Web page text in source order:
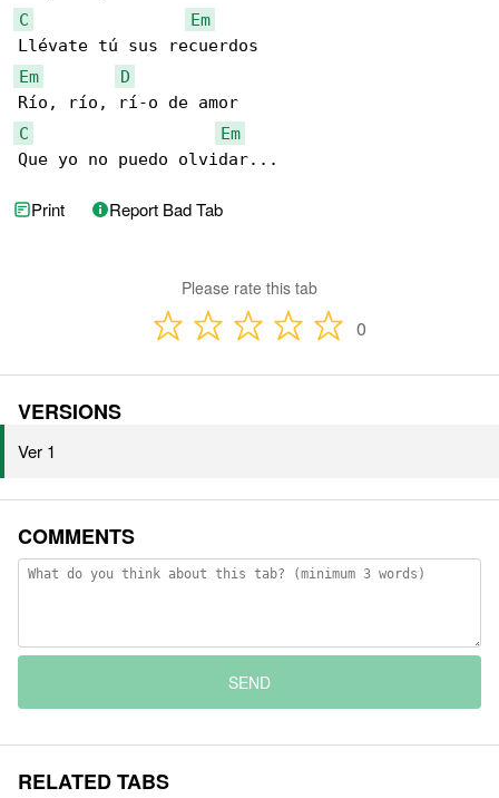
C
Em
Em
D
C
Em
Que yo no puedo olvidar...
Print Report Bad Tab
Please rate this tab
0
VERSIONS
Ver 1
COMMENTS
SEND
RELATED TABS